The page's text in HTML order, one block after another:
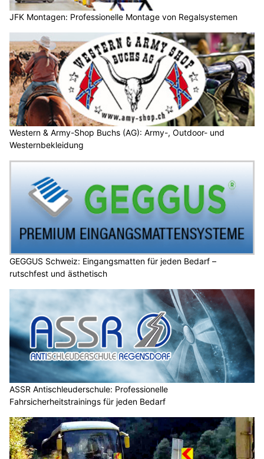
JFK Montagen: Professionelle Montage von Regalsystemen
Western & Army-Shop Buchs (AG): Army-, Outdoor- und
Westernbekleidung
GEGGUS Schweiz: Eingangsmatten für jeden Bedarf –
rutschfest und ästhetisch
ASSR Antischleuderschule: Professionelle
Fahrsicherheitstrainings für jeden Bedarf